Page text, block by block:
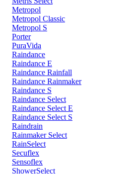
Metropol
Metropol Classic
Metropol S
Porter
PuraVida
Raindance
Raindance E
Raindance Rainfall
Raindance Rainmaker
Raindance S
Raindance Select
Raindance Select E
Raindance Select S
Raindrain
Rainmaker Select
RainSelect
Secuflex
Sensoflex
ShowerSelect